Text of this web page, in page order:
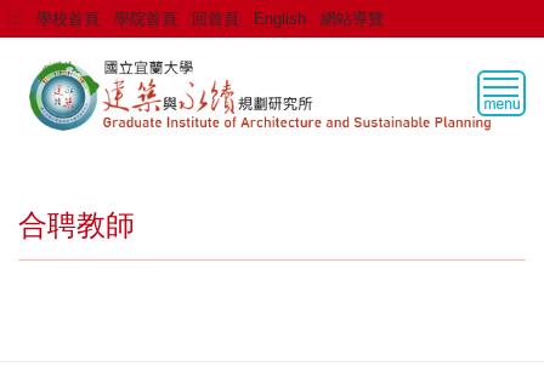
跳
到
::: 學校首頁 學院首頁 回首頁 English 網站導覽
合聘教師